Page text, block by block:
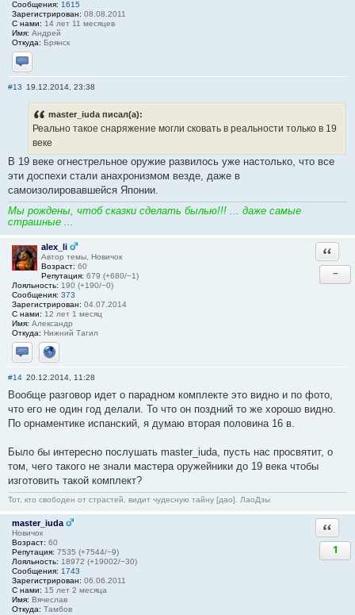
Сообщения: 1615
Зарегистрирован: 08.08.2011
С нами: 14 лет 11 месяцев
Имя: Андрей
Откуда: Брянск
Отправить личное сообщение
#13 19.12.2014, 23:38
master_iuda писал(а):
Реально такое снаряжение могли сковать в реальности только в 19
веке
В 19 веке огнестрельное оружие развилось уже настолько, что все
эти доспехи стали анахронизмом везде, даже в
самоизолировавшейся Японии.
Мы рождены, чтоб сказки сделать былью!!! ... даже самые
страшные ...
alex_li
Автор темы, Новичок
Возраст: 60
Репутация: 679 (+680/−1)
Лояльность: 190 (+190/−0)
Сообщения: 373
Зарегистрирован: 04.07.2014
С нами: 12 лет 1 месяц
Имя: Александр
Откуда: Нижний Тагил
Отправить личное сообщение
Сайт
−
#14 20.12.2014, 11:28
Вообще разговор идет о парадном комплекте это видно и по фото,
что его не один год делали. То что он поздний то же хорошо видно.
По орнаментике испанский, я думаю вторая половина 16 в.
Было бы интересно послушать master_iuda, пусть нас просвятит, о
том, чего такого не знали мастера оружейники до 19 века чтобы
изготовить такой комплект?
Тот, кто свободен от страстей, видит чудесную тайну [дао]. ЛаоДзы
master_iuda
Новичок
Возраст: 60
Репутация: 7535 (+7544/−9)
Лояльность: 18972 (+19002/−30)
Сообщения: 1743
Зарегистрирован: 06.06.2011
С нами: 15 лет 2 месяца
Имя: Вячеслав
Откуда: Тамбов
1